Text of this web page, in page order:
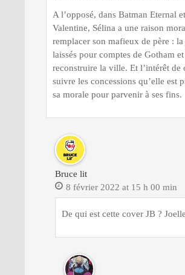
A l’opposé, dans Batman Eternal
Valentine, Sélina a une raison
remplacer son mafieux de père :
laissés pour comptes de Gotham
reconstruire la ville. Et l’intérêt de
suivre les concessions qu’elle est
sa morale pour parvenir à ses fins.
Bruce lit
8 février 2022 at 15 h 00 min
De qui est cette cover JB ?